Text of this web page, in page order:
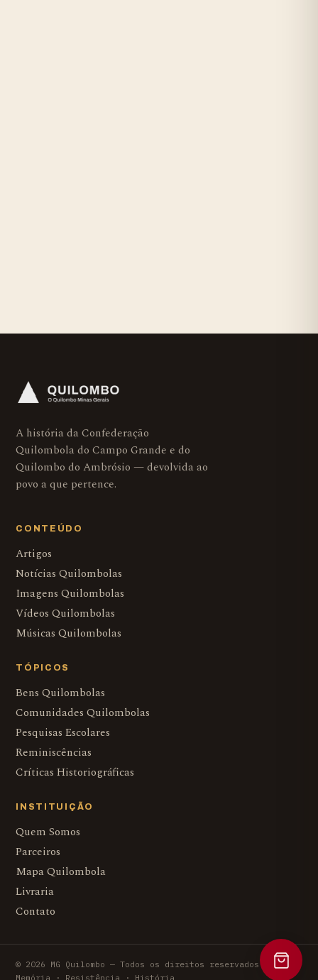
A história da Confederação
Quilombola do Campo Grande e do
Quilombo do Ambrósio — devolvida ao
povo a que pertence.
CONTEÚDO
Artigos
Notícias Quilombolas
Imagens Quilombolas
Vídeos Quilombolas
Músicas Quilombolas
TÓPICOS
Bens Quilombolas
Comunidades Quilombolas
Pesquisas Escolares
Reminiscências
Críticas Historiográficas
INSTITUIÇÃO
Quem Somos
Parceiros
Mapa Quilombola
Livraria
Contato
© 2026 MG Quilombo — Todos os direitos reservados.
Memória · Resistência · História